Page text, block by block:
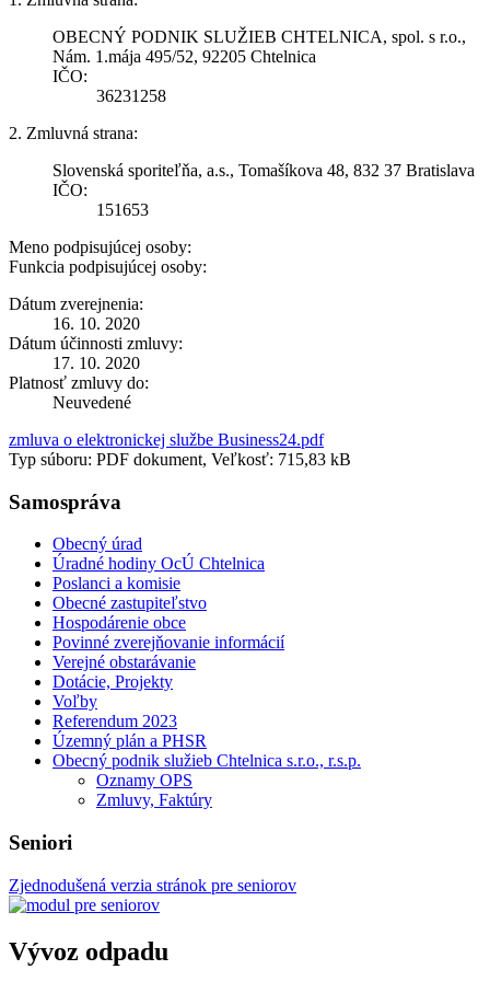
OBECNÝ PODNIK SLUŽIEB CHTELNICA, spol. s r.o.,
Nám. 1.mája 495/52, 92205 Chtelnica
IČO:
36231258
2. Zmluvná strana:
Slovenská sporiteľňa, a.s., Tomašíkova 48, 832 37 Bratislava
IČO:
151653
Meno podpisujúcej osoby:
Funkcia podpisujúcej osoby:
Dátum zverejnenia:
16. 10. 2020
Dátum účinnosti zmluvy:
17. 10. 2020
Platnosť zmluvy do:
Neuvedené
zmluva o elektronickej službe Business24.pdf
Typ súboru: PDF dokument, Veľkosť: 715,83 kB
Samospráva
Obecný úrad
Úradné hodiny OcÚ Chtelnica
Poslanci a komisie
Obecné zastupiteľstvo
Hospodárenie obce
Povinné zverejňovanie informácií
Verejné obstarávanie
Dotácie, Projekty
Voľby
Referendum 2023
Územný plán a PHSR
Obecný podnik služieb Chtelnica s.r.o., r.s.p.
Oznamy OPS
Zmluvy, Faktúry
Seniori
Zjednodušená verzia stránok pre seniorov
Vývoz odpadu